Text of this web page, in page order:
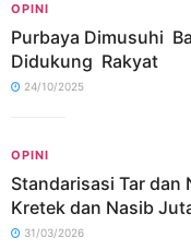
OPINI
Purbaya Dimusuhi
Didukung Rakyat
24/10/2025
OPINI
Standarisasi Tar dan
Kretek dan Nasib
31/03/2026